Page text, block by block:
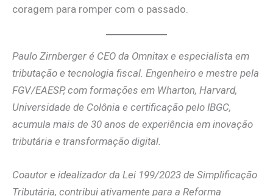
coragem para romper com o passado.
Paulo Zirnberger é CEO da Omnitax e especialista em
tributação e tecnologia fiscal. Engenheiro e mestre pela
FGV/EAESP, com formações em Wharton, Harvard,
Universidade de Colônia e certificação pelo IBGC,
acumula mais de 30 anos de experiência em inovação
tributária e transformação digital.
Coautor e idealizador da Lei 199/2023 de Simplificação
Tributária, contribui ativamente para a Reforma